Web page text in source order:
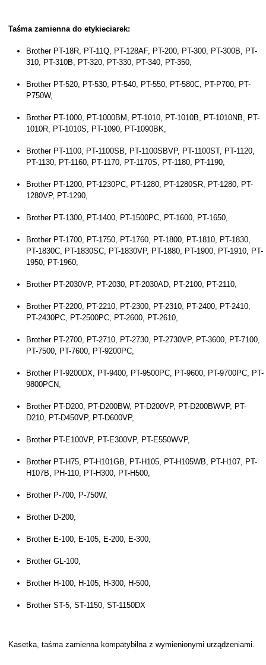
Taśma zamienna do etykieciarek:
Brother PT-18R, PT-11Q, PT-128AF, PT-200, PT-300, PT-300B, PT-
310, PT-310B, PT-320, PT-330, PT-340, PT-350,
Brother PT-520, PT-530, PT-540, PT-550, PT-580C, PT-P700, PT-
P750W,
Brother PT-1000, PT-1000BM, PT-1010, PT-1010B, PT-1010NB, PT-
1010R, PT-1010S, PT-1090, PT-1090BK,
Brother PT-1100, PT-1100SB, PT-1100SBVP, PT-1100ST, PT-1120,
PT-1130, PT-1160, PT-1170, PT-1170S, PT-1180, PT-1190,
Brother PT-1200, PT-1230PC, PT-1280, PT-1280SR, PT-1280, PT-
1280VP, PT-1290,
Brother PT-1300, PT-1400, PT-1500PC, PT-1600, PT-1650,
Brother PT-1700, PT-1750, PT-1760, PT-1800, PT-1810, PT-1830,
PT-1830C, PT-1830SC, PT-1830VP, PT-1880, PT-1900, PT-1910, PT-
1950, PT-1960,
Brother PT-2030VP, PT-2030, PT-2030AD, PT-2100, PT-2110,
Brother PT-2200, PT-2210, PT-2300, PT-2310, PT-2400, PT-2410,
PT-2430PC, PT-2500PC, PT-2600, PT-2610,
Brother PT-2700, PT-2710, PT-2730, PT-2730VP, PT-3600, PT-7100,
PT-7500, PT-7600, PT-9200PC,
Brother PT-9200DX, PT-9400, PT-9500PC, PT-9600, PT-9700PC, PT-
9800PCN,
Brother PT-D200, PT-D200BW, PT-D200VP, PT-D200BWVP, PT-
D210, PT-D450VP, PT-D600VP,
Brother PT-E100VP, PT-E300VP, PT-E550WVP,
Brother PT-H75, PT-H101GB, PT-H105, PT-H105WB, PT-H107, PT-
H107B, PH-110, PT-H300, PT-H500,
Brother P-700, P-750W,
Brother D-200,
Brother E-100, E-105, E-200, E-300,
Brother GL-100,
Brother H-100, H-105, H-300, H-500,
Brother ST-5, ST-1150, ST-1150DX
Kasetka, taśma zamienna kompatybilna z wymienionymi urządzeniami.